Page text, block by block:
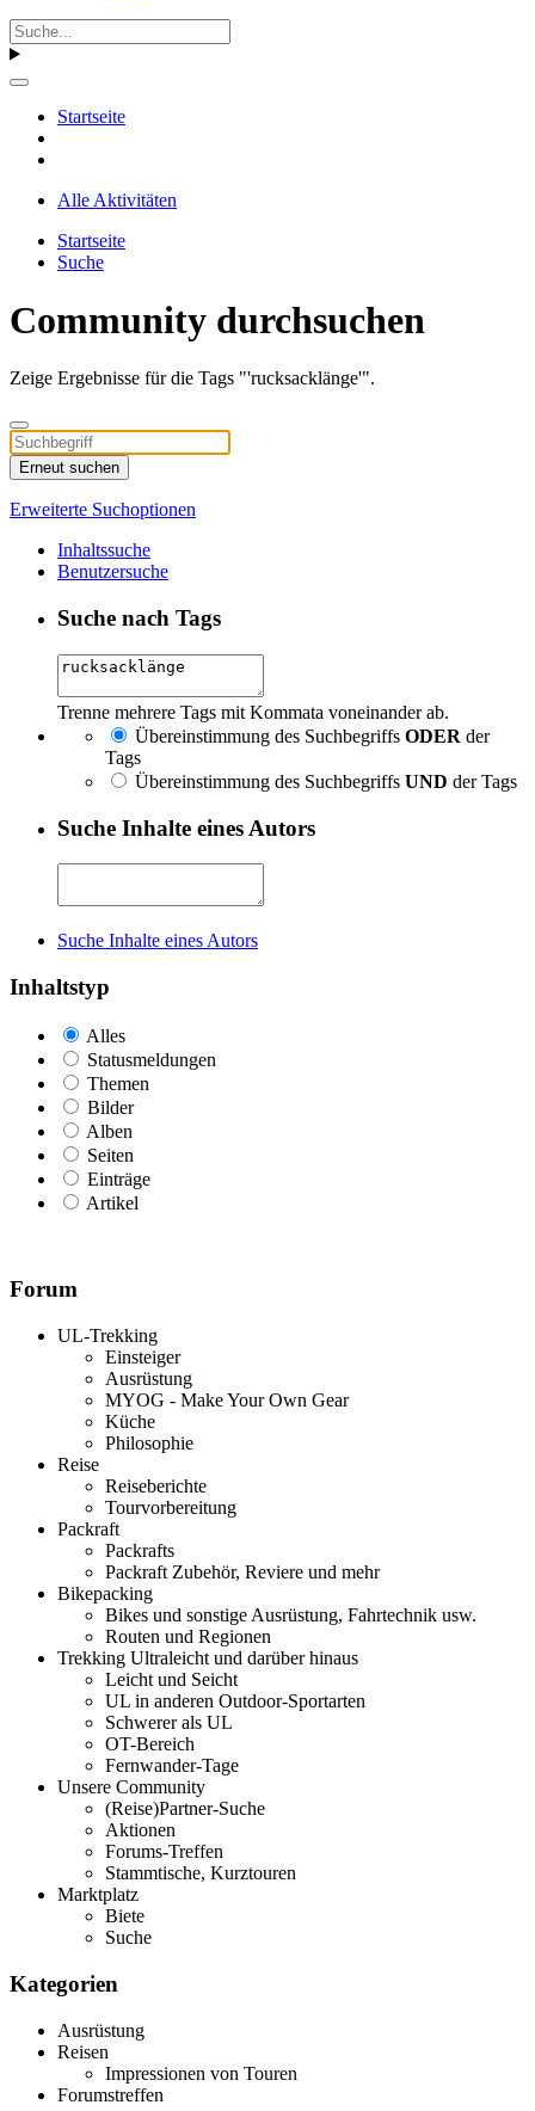
Startseite
Alle Aktivitäten
Startseite
Suche
Community durchsuchen
Zeige Ergebnisse für die Tags "'rucksacklänge'".
Erneut suchen
Erweiterte Suchoptionen
Inhaltssuche
Benutzersuche
Suche nach Tags
Trenne mehrere Tags mit Kommata voneinander ab.
Übereinstimmung des Suchbegriffs ODER der
Tags
Übereinstimmung des Suchbegriffs UND der Tags
Suche Inhalte eines Autors
Suche Inhalte eines Autors
Inhaltstyp
Alles
Statusmeldungen
Themen
Bilder
Alben
Seiten
Einträge
Artikel
Forum
UL-Trekking
Einsteiger
Ausrüstung
MYOG - Make Your Own Gear
Küche
Philosophie
Reise
Reiseberichte
Tourvorbereitung
Packraft
Packrafts
Packraft Zubehör, Reviere und mehr
Bikepacking
Bikes und sonstige Ausrüstung, Fahrtechnik usw.
Routen und Regionen
Trekking Ultraleicht und darüber hinaus
Leicht und Seicht
UL in anderen Outdoor-Sportarten
Schwerer als UL
OT-Bereich
Fernwander-Tage
Unsere Community
(Reise)Partner-Suche
Aktionen
Forums-Treffen
Stammtische, Kurztouren
Marktplatz
Biete
Suche
Kategorien
Ausrüstung
Reisen
Impressionen von Touren
Forumstreffen